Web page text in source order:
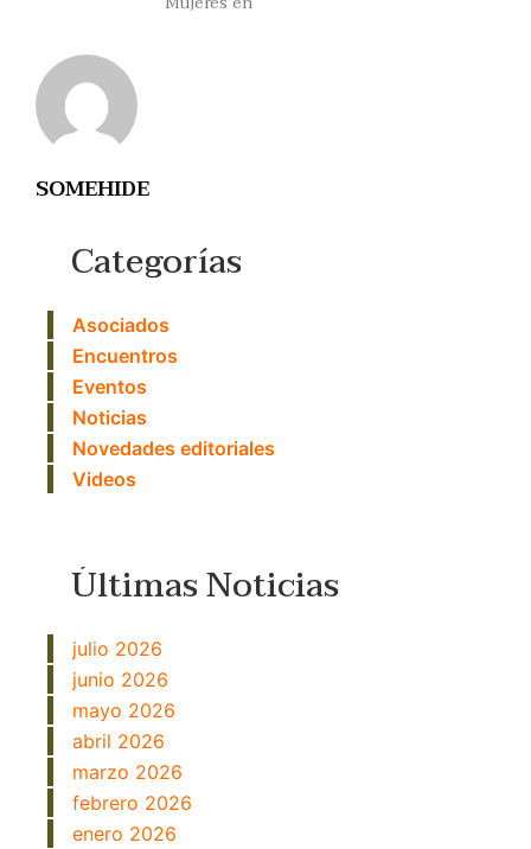
SOMEHIDE
Categorías
Asociados
Encuentros
Eventos
Noticias
Novedades editoriales
Videos
Últimas Noticias
julio 2026
junio 2026
mayo 2026
abril 2026
marzo 2026
febrero 2026
enero 2026